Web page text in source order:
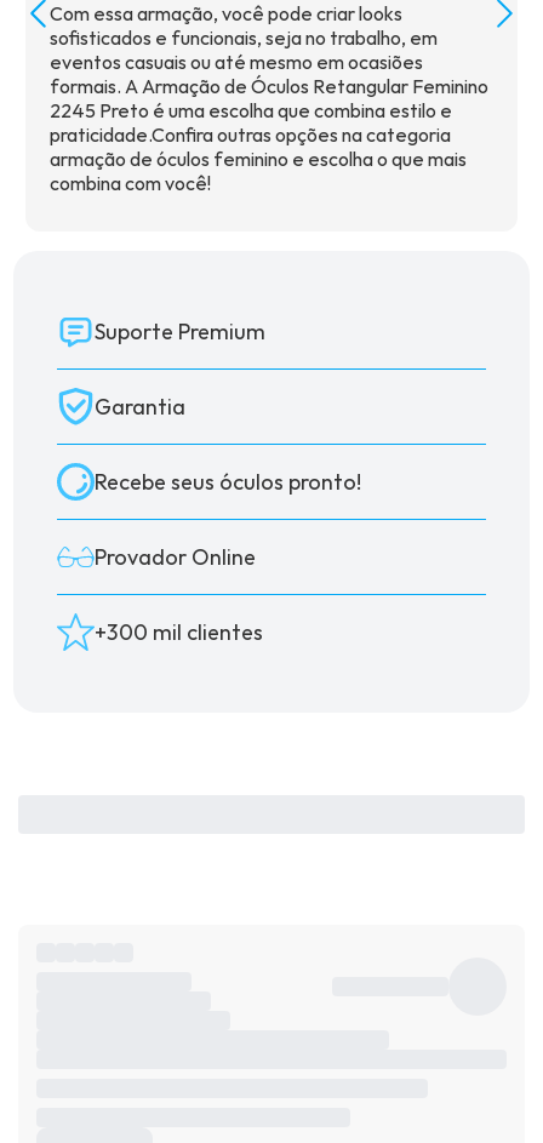
Com essa armação, você pode criar looks
sofisticados e funcionais, seja no trabalho, em
eventos casuais ou até mesmo em ocasiões
formais. A Armação de Óculos Retangular Feminino
2245 Preto é uma escolha que combina estilo e
praticidade.Confira outras opções na categoria
armação de óculos feminino e escolha o que mais
combina com você!
Suporte Premium
Garantia
Recebe seus óculos pronto!
Provador Online
+300 mil clientes